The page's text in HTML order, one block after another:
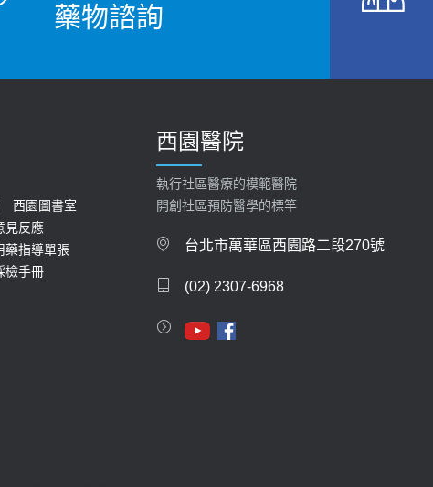
【預立醫
112年【
藥物諮詢
西園圖書室
見反應
藥指導單張
檢手冊
西園醫院
執行社區醫療的模範醫院
開創社區預防醫學的標竿
台北市萬華區西園路二段270號
(02) 2307-6968